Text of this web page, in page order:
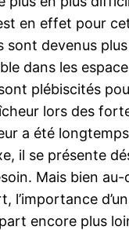
en effet pour
sont devenus plus
dans les
plébiscités
lors des
a été
il se présente
Mais bien au-
l’importance
encore plus